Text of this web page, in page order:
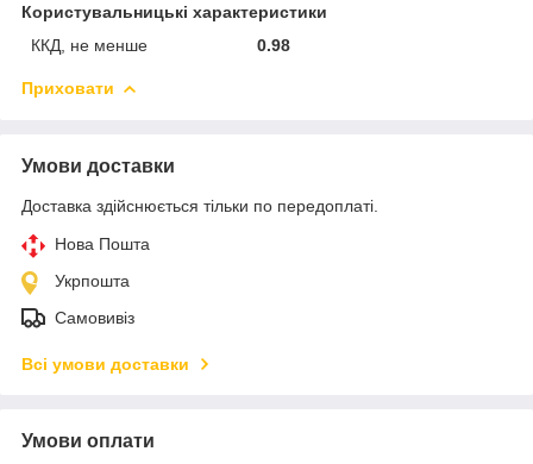
Користувальницькі характеристики
ККД, не менше
0.98
Приховати
Умови доставки
Доставка здійснюється тільки по передоплаті.
Нова Пошта
Укрпошта
Самовивіз
Всі умови доставки
Умови оплати